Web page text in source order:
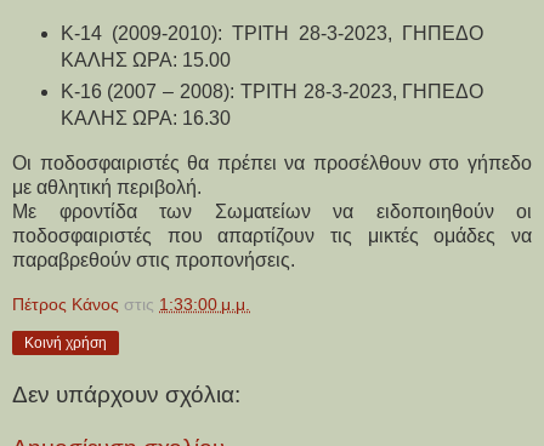
Κ-14 (2009-2010): ΤΡΙΤΗ 28-3-2023, ΓΗΠΕΔΟ
ΚΑΛΗΣ ΩΡΑ: 15.00
Κ-16 (2007 – 2008): ΤΡΙΤΗ 28-3-2023, ΓΗΠΕΔΟ
ΚΑΛΗΣ ΩΡΑ: 16.30
Οι ποδοσφαιριστές θα πρέπει να προσέλθουν στο γήπεδο
με αθλητική περιβολή.
Με φροντίδα των Σωματείων να ειδοποιηθούν οι
ποδοσφαιριστές που απαρτίζουν τις μικτές ομάδες να
παραβρεθούν στις προπονήσεις.
Πέτρος Κάνος στις 1:33:00 μ.μ.
Κοινή χρήση
Δεν υπάρχουν σχόλια: